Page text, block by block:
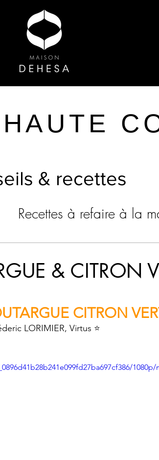
HAUTE
& recettes
Recettes à refaire à la
& CITRON
CITRON
LORIMIER, Virtus ⭐️